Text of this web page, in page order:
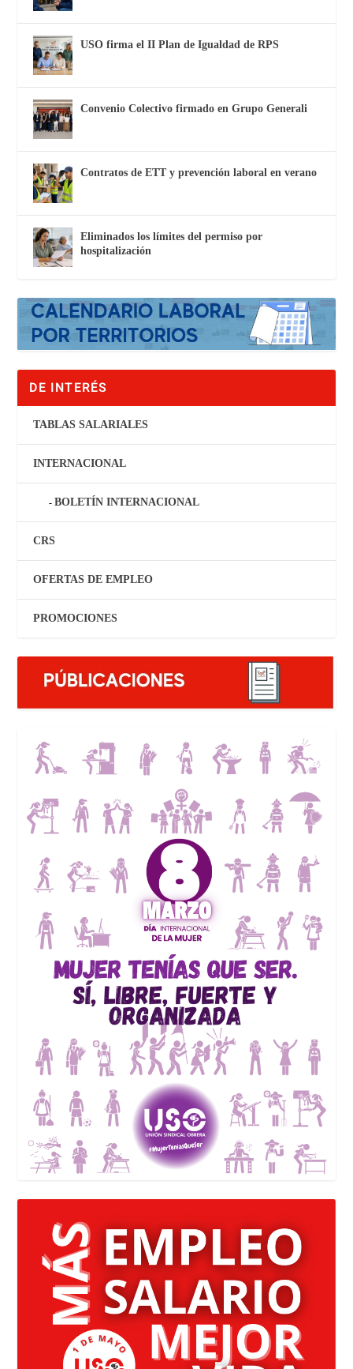
USO firma el II Plan de Igualdad de RPS
Convenio Colectivo firmado en Grupo Generali
Contratos de ETT y prevención laboral en verano
Eliminados los límites del permiso por
hospitalización
DE INTERÉS
TABLAS SALARIALES
INTERNACIONAL
BOLETÍN INTERNACIONAL
CRS
OFERTAS DE EMPLEO
PROMOCIONES